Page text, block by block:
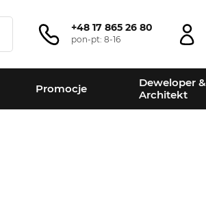
+48 17 865 26 80
pon-pt: 8-16
Promocje
Deweloper &
Architekt